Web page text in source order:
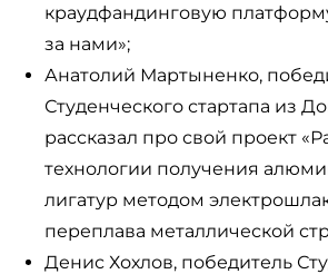
краудфандинговую
за нами»;
Анатолий Мартыненко,
Студенческого стартапа из
рассказал про свой проект
технологии получения
лигатур методом
переплава металлической
Денис Хохлов, победитель